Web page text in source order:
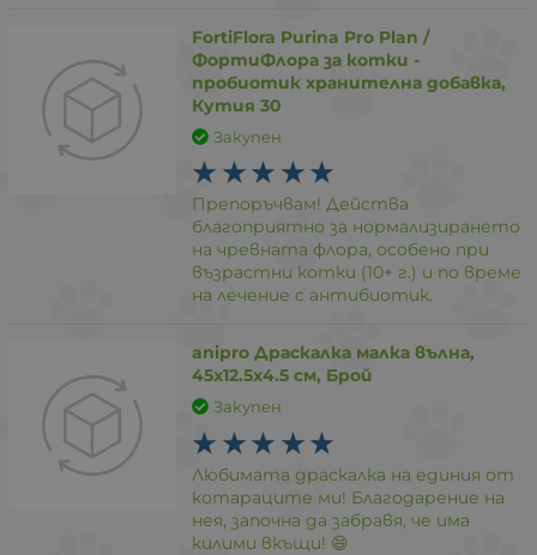
FortiFlora Purina Pro Plan /
ФортиФлора за котки -
пробиотик хранителна добавка,
Кутия 30
Закупен
Препоръчвам! Действа
благоприятно за нормализирането
на чревната флора, особено при
възрастни котки (10+ г.) и по време
на лечение с антибиотик.
anipro Драскалка малка вълна,
45х12.5х4.5 см, Брой
Закупен
Любимата драскалка на единия от
котараците ми! Благодарение на
нея, започна да забравя, че има
килими вкъщи! 😄